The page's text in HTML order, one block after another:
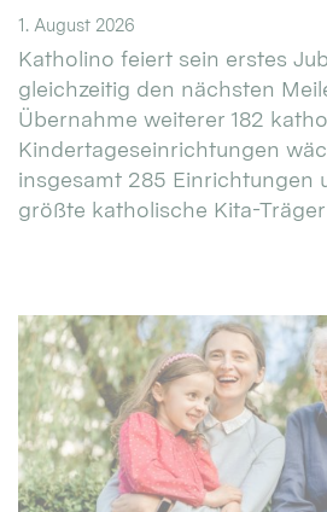
1. August 2026
Katholino feiert sein erstes
gleichzeitig den nächsten
Übernahme weiterer 182
Kindertageseinrichtungen
insgesamt 285 Einrichtungen
größte katholische Kita-Träger